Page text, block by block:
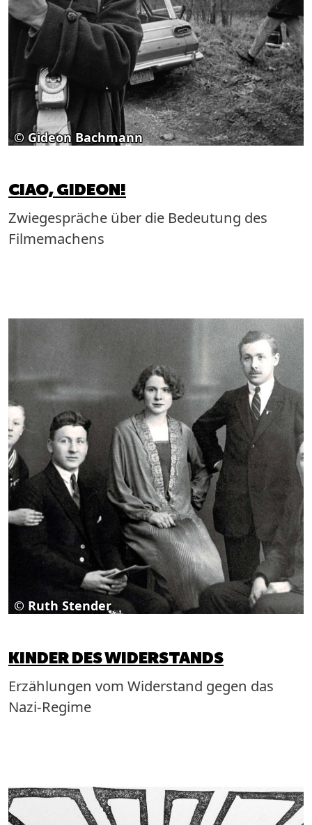
© Gideon Bachmann
CIAO, GIDEON!
Zwiegespräche über die Bedeutung des
Filmemachens
© Ruth Stender
KINDER DES WIDERSTANDS
Erzählungen vom Widerstand gegen das
Nazi-Regime